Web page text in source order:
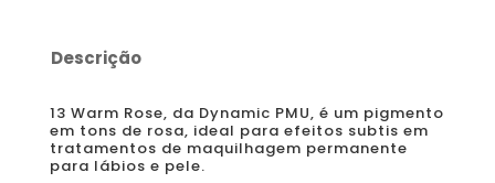
Descrição
13 Warm Rose, da Dynamic PMU, é um pigmento
em tons de rosa, ideal para efeitos subtis em
tratamentos de maquilhagem permanente
para lábios e pele.